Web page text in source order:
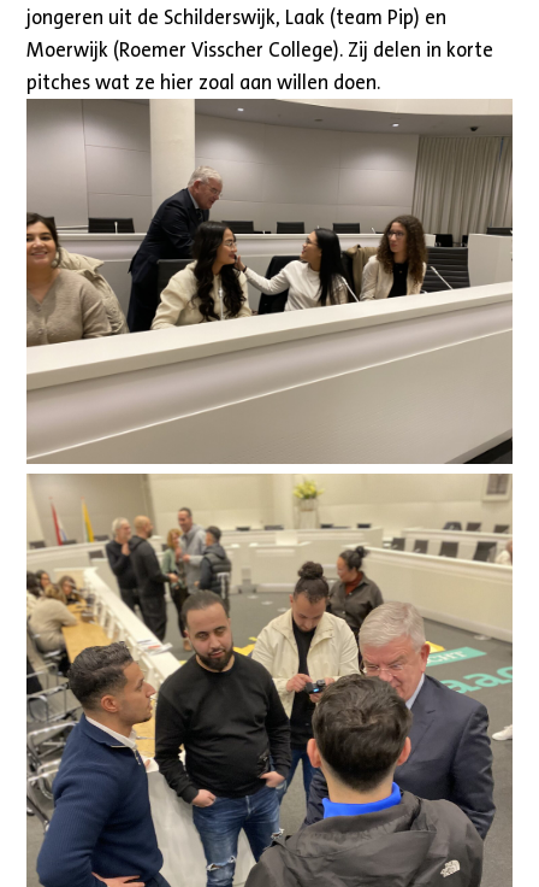
jongeren uit de Schilderswijk, Laak (team Pip) en
Moerwijk (Roemer Visscher College). Zij delen in korte
pitches wat ze hier zoal aan willen doen.